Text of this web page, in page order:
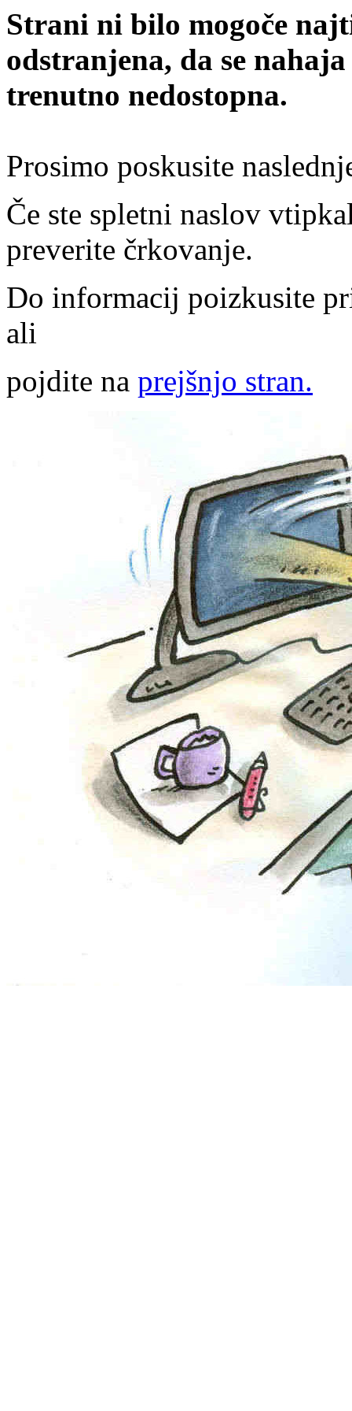
Strani ni bilo mogoče
odstranjena, da se
trenutno nedostopna.
Prosimo poskusite
Če ste spletni naslov
preverite črkovanje.
Do informacij poizkusite
ali
pojdite na prejšnjo stran.